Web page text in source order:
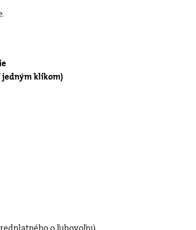
jedným klikom)